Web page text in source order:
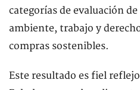
categorías de evaluación
ambiente, trabajo y
compras sostenibles.
Este resultado es fiel